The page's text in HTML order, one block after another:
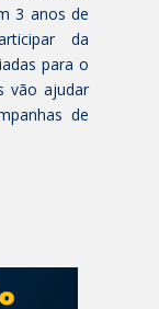
3 anos de
da
para o
vão ajudar
de